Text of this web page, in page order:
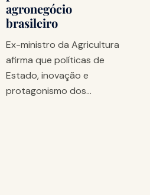
agronegócio
brasileiro
Ex-ministro da Agricultura
afirma que políticas de
Estado, inovação e
protagonismo dos…